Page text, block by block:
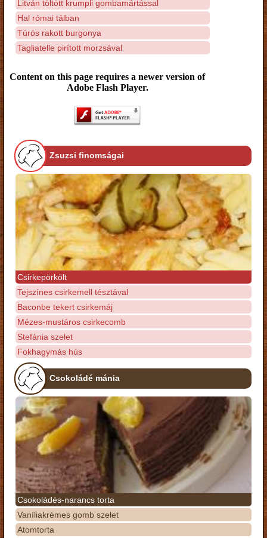
Litván töltött krumpli gombamártással
Hal római tálban
Túrós rakott burgonya
Tagliatelle pirított morzsával
Content on this page requires a newer version of
Adobe Flash Player.
Zsuzsi finomságai
Csirkepörkölt
Tejszínes csirkemell tésztával
Baconbe tekert csirkemáj
Mézes-mustáros csirkecomb
Stefánia szelet
Fokhagymás hús
Csokoládé mánia
Csokoládés-narancs torta
Vaníliakrémes gomb szelet
Atomtorta